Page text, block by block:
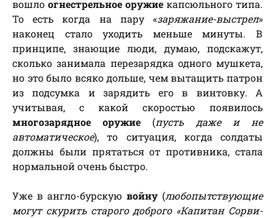
вошло огнестрельное оружие капсюльного типа.
То есть когда на пару «заряжание-выстрел»
наконец стало уходить меньше минуты. В
принципе, знающие люди, думаю, подскажут,
сколько занимала перезарядка одного мушкета,
но это было всяко дольше, чем вытащить патрон
из подсумка и зарядить его в винтовку. А
учитывая, с какой скоростью появилось
многозарядное оружие (пусть даже и не
автоматическое), то ситуация, когда солдаты
должны были прятаться от противника, стала
нормальной очень быстро.
Уже в англо-бурскую войну (любопытствующие
могут скурить старого доброго «Капитан Сорви-